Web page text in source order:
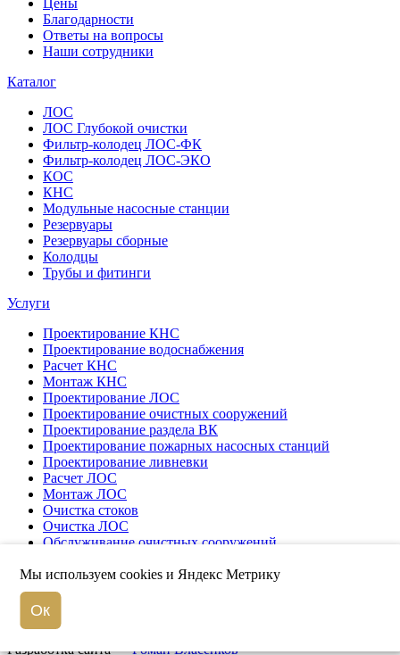
Цены
Благодарности
Ответы на вопросы
Наши сотрудники
Каталог
ЛОС
ЛОС Глубокой очистки
Фильтр-колодец ЛОС-ФК
Фильтр-колодец ЛОС-ЭКО
КОС
КНС
Модульные насосные станции
Резервуары
Резервуары сборные
Колодцы
Трубы и фитинги
Услуги
Проектирование КНС
Проектирование водоснабжения
Расчет КНС
Монтаж КНС
Проектирование ЛОС
Проектирование очистных сооружений
Проектирование раздела ВК
Проектирование пожарных насосных станций
Проектирование ливневки
Расчет ЛОС
Монтаж ЛОС
Очистка стоков
Очистка ЛОС
Обслуживание очистных сооружений
© Компания «ЭкоКомпозит», 2026
Карта сайта
Разработка сайта —Роман Власенков
Мы используем cookies и Яндекс Метрику
Ок